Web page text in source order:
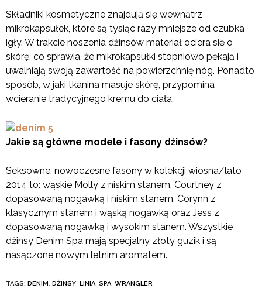
Składniki kosmetyczne znajdują się wewnątrz
mikrokapsułek, które są tysiąc razy mniejsze od czubka
igły. W trakcie noszenia dżinsów materiał ociera się o
skórę, co sprawia, że mikrokapsułki stopniowo pękają i
uwalniają swoją zawartość na powierzchnię nóg. Ponadto
sposób, w jaki tkanina masuje skórę, przypomina
wcieranie tradycyjnego kremu do ciała.
Jakie są główne modele i fasony dżinsów?
Seksowne, nowoczesne fasony w kolekcji wiosna/lato
2014 to: wąskie Molly z niskim stanem, Courtney z
dopasowaną nogawką i niskim stanem, Corynn z
klasycznym stanem i wąską nogawką oraz Jess z
dopasowaną nogawką i wysokim stanem. Wszystkie
dżinsy Denim Spa mają specjalny złoty guzik i są
nasączone nowym letnim aromatem.
TAGS: DENIM , DŻINSY, LINIA, SPA, WRANGLER